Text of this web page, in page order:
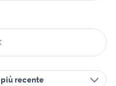
recente